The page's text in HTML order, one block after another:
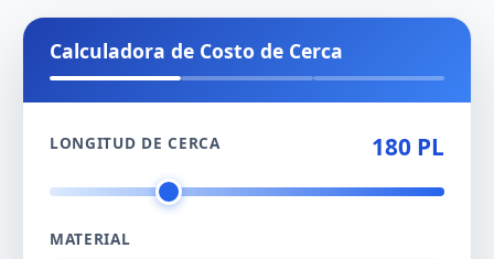
Calculadora de Costo de Cerca
LONGITUD DE CERCA 180 PL
MATERIAL